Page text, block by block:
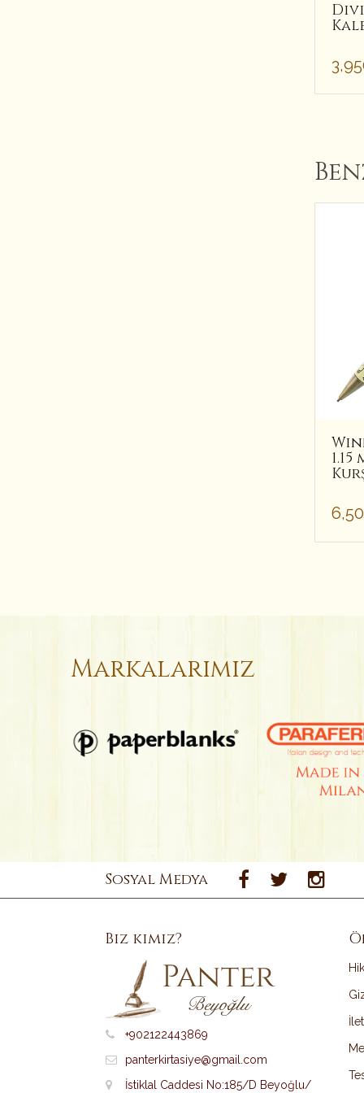
Markalarımız
Sosyal Medya
Biz kimiz?
+902122443869
panterkirtasiye@gmail.com
İstiklal Caddesi No:185/D Beyoğlu/